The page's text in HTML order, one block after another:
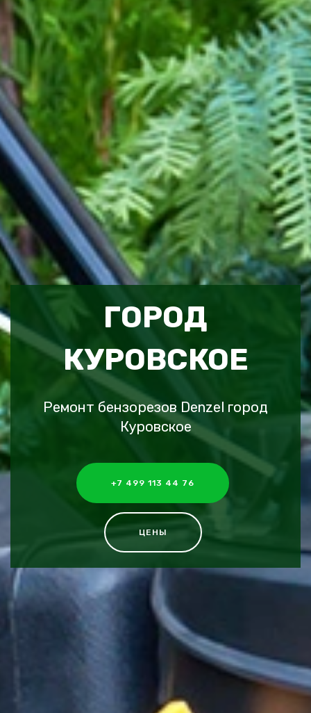
ГОРОД
КУРОВСКОЕ
Ремонт бензорезов Denzel город
Куровское
+7 499 113 44 76
ЦЕНЫ